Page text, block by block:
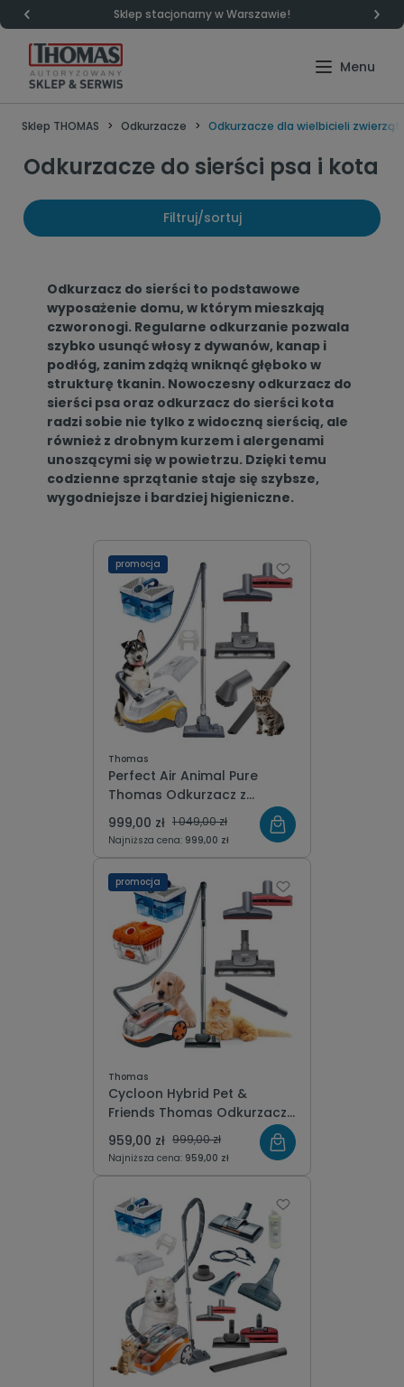
Sklep stacjonarny w Warszawie!
Sklep THOMAS Odkurzacze Odkurzacze dla wielbicieli zwierząt
Odkurzacze do sierści psa i kota
Filtruj/sortuj
Odkurzacz do sierści to podstawowe
wyposażenie domu, w którym mieszkają
czworonogi. Regularne odkurzanie pozwala
szybko usunąć włosy z dywanów, kanap i
podłóg, zanim zdążą wniknąć głęboko w
strukturę tkanin. Nowoczesny odkurzacz do
sierści psa oraz odkurzacz do sierści kota
radzi sobie nie tylko z widoczną sierścią, ale
również z drobnym kurzem i alergenami
unoszącymi się w powietrzu. Dzięki temu
codzienne sprzątanie staje się szybsze,
wygodniejsze i bardziej higieniczne.
Thomas
Perfect Air Animal Pure
Thomas Odkurzacz z
turboszczotką
999,00 zł 1 049,00 zł
Najniższa cena: 999,00 zł
promocja
Thomas
Cycloon Hybrid Pet &
Friends Thomas Odkurzacz
cyklonowy i wodny z
turboszczotką
959,00 zł 999,00 zł
Najniższa cena: 959,00 zł
promocja